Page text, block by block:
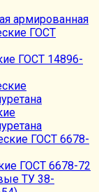
армированная
ГОСТ 14896-
ГОСТ 6678-72